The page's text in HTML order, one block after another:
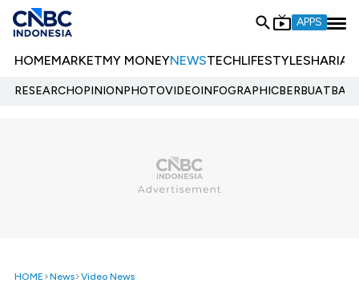
APPS
HOMEMARKETMY MONEYNEWSTECHLIFESTYLESHARIA
RESEARCHOPINIONPHOTOVIDEOINFOGRAPHIC
HOME News Video News